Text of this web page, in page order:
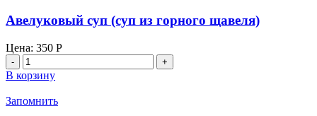
Авелуковый суп (суп из горного щавеля)
Цена: 350 Р
Количество
товара
Авелуковый
суп
В корзину
Запомнить